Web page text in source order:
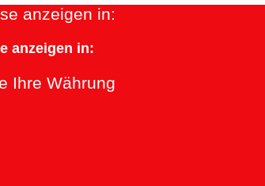
anzeigen in:
anzeigen in:
Ihre Währung